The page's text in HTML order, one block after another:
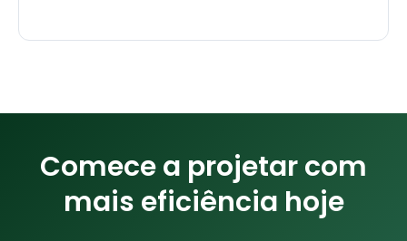
Comece a projetar com
mais eficiência hoje